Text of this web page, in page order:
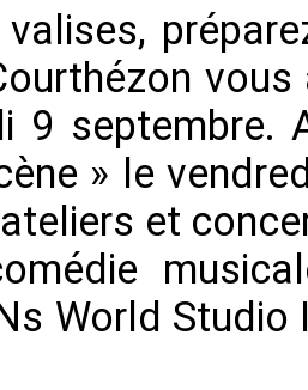
valises,
9 septembre.
» le
et
World Studio